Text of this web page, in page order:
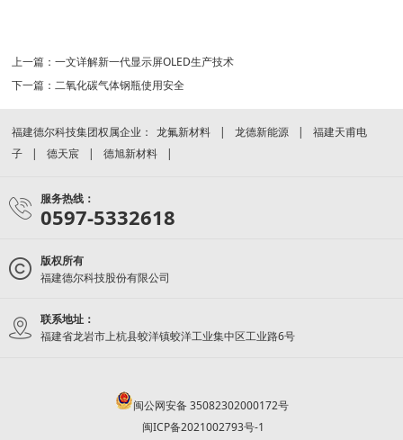
上一篇：一文详解新一代显示屏OLED生产技术
下一篇：二氧化碳气体钢瓶使用安全
福建德尔科技集团权属企业： 龙氟新材料 龙德新能源
福建天甫电
子
德天宸 德旭新材料
服务热线：
0597-5332618
版权所有
福建德尔科技股份有限公司
联系地址：
福建省龙岩市上杭县蛟洋镇蛟洋工业集中区工业路6号
闽公网安备 35082302000172号
闽ICP备2021002793号-1